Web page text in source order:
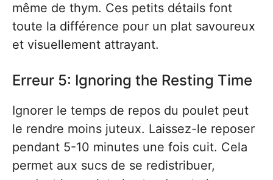
même de thym. Ces petits détails font
toute la différence pour un plat savoureux
et visuellement attrayant.
Erreur 5: Ignoring the Resting Time
Ignorer le temps de repos du poulet peut
le rendre moins juteux. Laissez-le reposer
pendant 5-10 minutes une fois cuit. Cela
permet aux sucs de se redistribuer,